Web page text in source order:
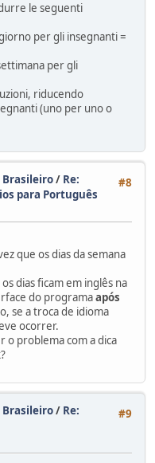
le seguenti
per gli insegnanti =
per gli
riducendo
(uno per uno o
#8
Brasileiro/ Re:
para Português
que os dias da semana
dias ficam em inglês na
do programaapós
se a troca de idioma
ocorrer.
o problema com a dica
#9
Brasileiro/ Re: